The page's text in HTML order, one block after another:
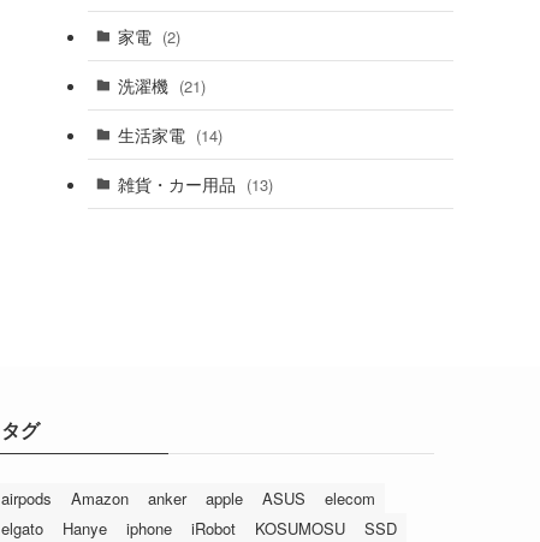
家電 (2)
洗濯機 (21)
生活家電 (14)
雑貨・カー用品 (13)
タグ
airpods Amazon anker apple ASUS
elecom
elgato
Hanye iphone iRobot KOSUMOSU
SSD